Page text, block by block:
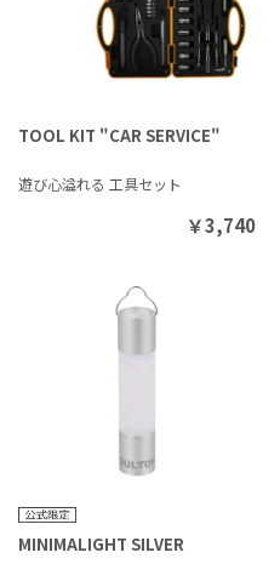
TOOL KIT "CAR SERVICE"
遊び心溢れる 工具セット
￥3,740
MINIMALIGHT SILVER